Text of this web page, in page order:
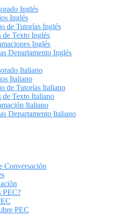
Inglés
Inglés
de Tutorías Inglés
de Texto Inglés
Inglés
Departamento Inglés
Italiano
Italiano
de Tutorías Italiano
de Texto Italiano
Italiano
Departamento Italiano
Conversación
PEC?
PEC